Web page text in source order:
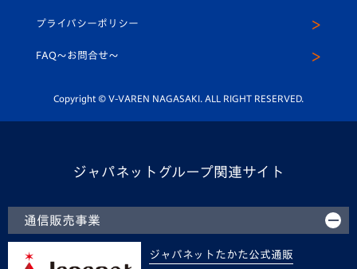
平和祈念活動
ホームタウン活動
スクール
公式LINE＠
プライバシーポリシー
FAQ〜お問合せ〜
Copyright © V-VAREN NAGASAKI. ALL RIGHT RESERVED.
ジャパネットグループ関連サイト
通信販売事業
ジャパネットたかた公式通販